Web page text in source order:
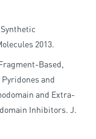
2013.
Based,
and
and Extra-
Inhibitors. J.